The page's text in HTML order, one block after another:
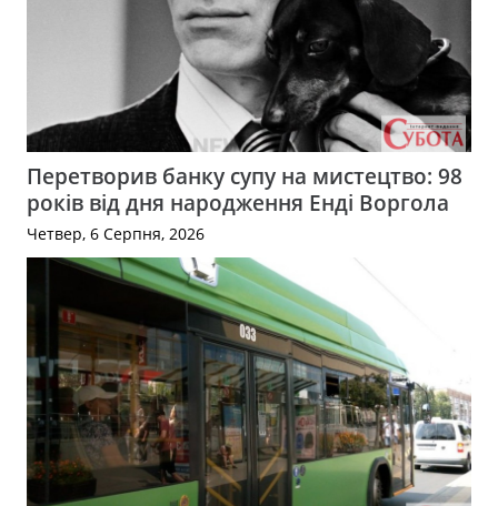
Перетворив банку супу на мистецтво: 98
років від дня народження Енді Воргола
Четвер, 6 Серпня, 2026